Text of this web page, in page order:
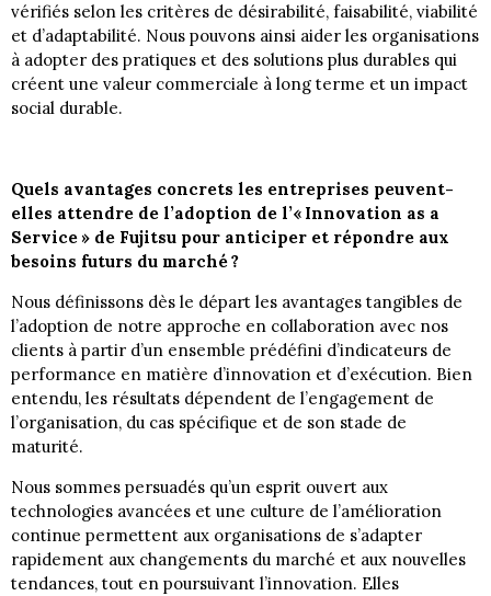
vérifiés selon les critères de désirabilité, faisabilité, viabilité
et d’adaptabilité. Nous pouvons ainsi aider les organisations
à adopter des pratiques et des solutions plus durables qui
créent une valeur commerciale à long terme et un impact
social durable.
Quels avantages concrets les entreprises peuvent-
elles attendre de l’adoption de l’« Innovation as a
Service » de Fujitsu pour anticiper et répondre aux
besoins futurs du marché ?
Nous définissons dès le départ les avantages tangibles de
l’adoption de notre approche en collaboration avec nos
clients à partir d’un ensemble prédéfini d’indicateurs de
performance en matière d’innovation et d’exécution. Bien
entendu, les résultats dépendent de l’engagement de
l’organisation, du cas spécifique et de son stade de
maturité.
Nous sommes persuadés qu’un esprit ouvert aux
technologies avancées et une culture de l’amélioration
continue permettent aux organisations de s’adapter
rapidement aux changements du marché et aux nouvelles
tendances, tout en poursuivant l’innovation. Elles